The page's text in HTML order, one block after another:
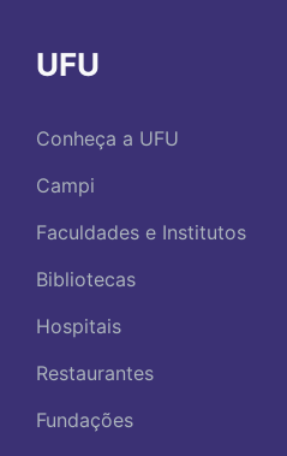
UFU
Conheça a UFU
Campi
Faculdades e Institutos
Bibliotecas
Hospitais
Restaurantes
Fundações